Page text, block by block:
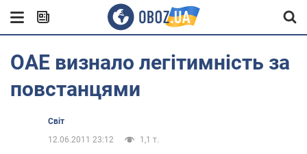
ОАЕ визнало легітимність за
повстанцями
Світ
12.06.2011 23:12
1,1 т.